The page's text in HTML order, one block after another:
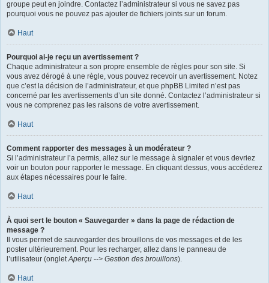
groupe peut en joindre. Contactez l’administrateur si vous ne savez pas
pourquoi vous ne pouvez pas ajouter de fichiers joints sur un forum.
Haut
Pourquoi ai-je reçu un avertissement ?
Chaque administrateur a son propre ensemble de règles pour son site. Si
vous avez dérogé à une règle, vous pouvez recevoir un avertissement. Notez
que c’est la décision de l’administrateur, et que phpBB Limited n’est pas
concerné par les avertissements d’un site donné. Contactez l’administrateur si
vous ne comprenez pas les raisons de votre avertissement.
Haut
Comment rapporter des messages à un modérateur ?
Si l’administrateur l’a permis, allez sur le message à signaler et vous devriez
voir un bouton pour rapporter le message. En cliquant dessus, vous accéderez
aux étapes nécessaires pour le faire.
Haut
À quoi sert le bouton « Sauvegarder » dans la page de rédaction de
message ?
Il vous permet de sauvegarder des brouillons de vos messages et de les
poster ultérieurement. Pour les recharger, allez dans le panneau de
l’utilisateur (ongletAperçu --> Gestion des brouillons).
Haut